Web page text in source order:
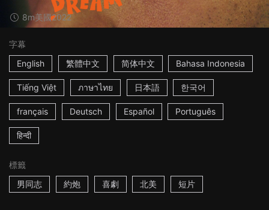
8m美國2022
字幕
English
繁體中文 简体中文 Bahasa Indonesia
Tiếng Việt ภาษาไทย 日本語 한국어
français Deutsch Español Português
हिन्दी
標籤
男同志
約炮 喜劇 北美 短片